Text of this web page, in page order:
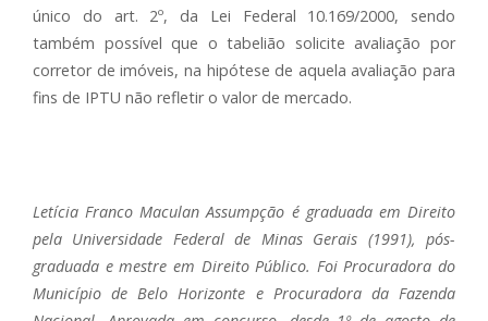
único do art. 2º, da Lei Federal 10.169/2000, sendo
também possível que o tabelião solicite avaliação por
corretor de imóveis, na hipótese de aquela avaliação para
fins de IPTU não refletir o valor de mercado.
Letícia Franco Maculan Assumpção é graduada em Direito
pela Universidade Federal de Minas Gerais (1991), pós-
graduada e mestre em Direito Público. Foi Procuradora do
Município de Belo Horizonte e Procuradora da Fazenda